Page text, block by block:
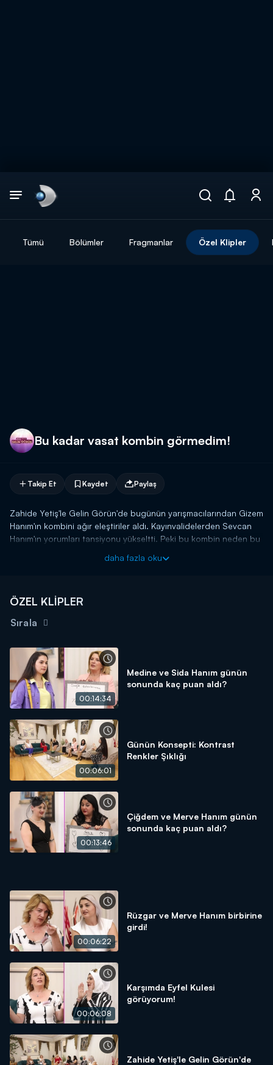
Tümü Bölümler Fragmanlar Özel Klipler
Bu kadar vasat kombin görmedim!
Takip Et Kaydet Paylaş
Zahide Yetiş'le Gelin Görün'de bugünün yarışmacılarından Gizem
Hanım'ın kombini ağır eleştiriler aldı. Kayınvalidelerden Sevcan
Hanım'ın yorumları tansiyonu yükseltti. Peki bu kombin neden bu
temizliğine ve misafirperverliğine en güvenen gelinler,
Yetiş'le Gelin Görün"
daha fazla oku
ÖZEL KLİPLER
Sırala
00:14:34
Medine ve Sida Hanım günün
sonunda kaç puan aldı?
00:06:01
Günün Konsepti: Kontrast
Renkler Şıklığı
00:13:46
Çiğdem ve Merve Hanım günün
sonunda kaç puan aldı?
00:06:22
Rüzgar ve Merve Hanım birbirine
girdi!
00:06:08
Karşımda Eyfel Kulesi
görüyorum!
Zahide Yetiş'le Gelin Görün'de